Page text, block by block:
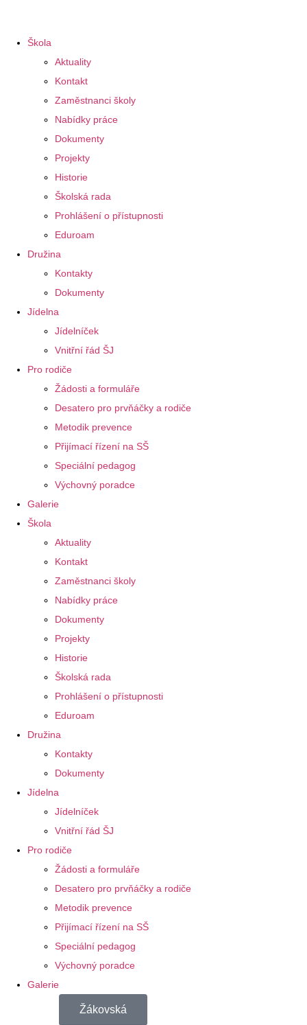
Škola
Aktuality
Kontakt
Zaměstnanci školy
Nabídky práce
Dokumenty
Projekty
Historie
Školská rada
Prohlášení o přístupnosti
Eduroam
Družina
Kontakty
Dokumenty
Jídelna
Jídelníček
Vnitřní řád ŠJ
Pro rodiče
Žádosti a formuláře
Desatero pro prvňáčky a rodiče
Metodik prevence
Přijímací řízení na SŠ
Speciální pedagog
Výchovný poradce
Galerie
Škola
Aktuality
Kontakt
Zaměstnanci školy
Nabídky práce
Dokumenty
Projekty
Historie
Školská rada
Prohlášení o přístupnosti
Eduroam
Družina
Kontakty
Dokumenty
Jídelna
Jídelníček
Vnitřní řád ŠJ
Pro rodiče
Žádosti a formuláře
Desatero pro prvňáčky a rodiče
Metodik prevence
Přijímací řízení na SŠ
Speciální pedagog
Výchovný poradce
Galerie
Žákovská